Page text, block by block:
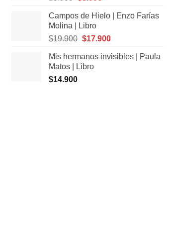
original
era:
$9.900.
actual
$8.900.
Campos de Hielo | Enzo Farías
Molina | Libro
$19.900 El
original
era:
$17.900El
actual
Mis hermanos invisibles | Paula
Matos | Libro
$14.900